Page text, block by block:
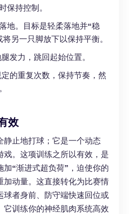
保持控制。
地。目标是轻柔落地并“稳
另一只脚放下以保持平衡。
发力，跳回起始位置。
的重复次数，保持节奏，然
效
静止地打球；它是一个动态
戏。这项训练之所以有效，是
加“渐进式超负荷”，迫使你的
加动量。这直接转化为比赛情
球者身前、防守端快速回位或
它训练你的神经肌肉系统高效